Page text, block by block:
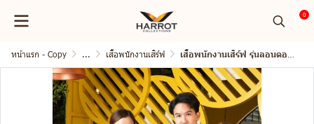
0
หน้าแรก - Copy ... เสื้อพนักงานเสิร์ฟ เสื้อพนักงานเสิร์ฟ รุ่นลอนดอน คอจีน